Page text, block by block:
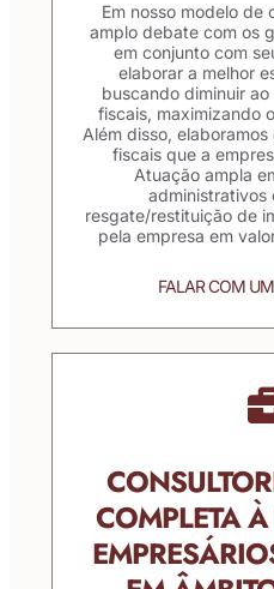
Em nosso modelo
amplo debate com os
em conjunto com
elaborar a melhor
buscando diminuir
fiscais, maximizando
Além disso,
fiscais que a
Atuação ampla
administrativos
resgate/restituição de
pela empresa em
FALAR COM
COMPLETA